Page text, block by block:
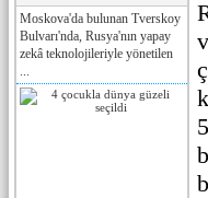
Moskova'da bulunan Tverskoy
Bulvarı'nda, Rusya'nın yapay
zekâ teknolojileriyle yönetilen